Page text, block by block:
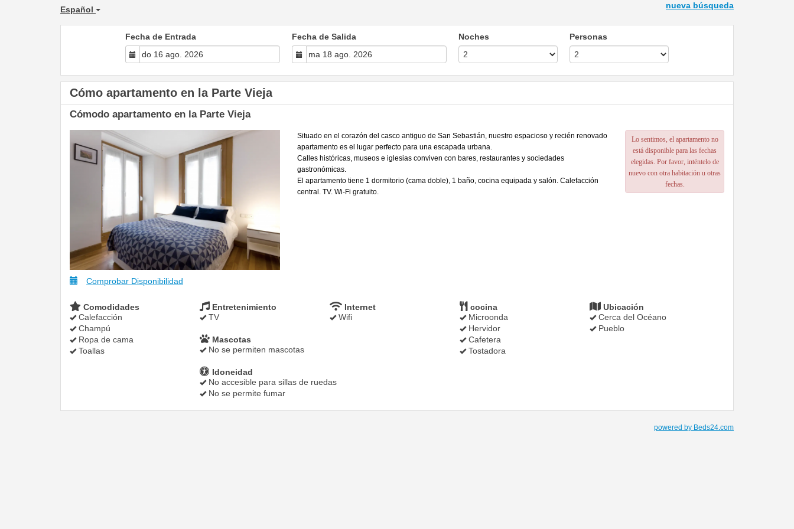
Español nueva búsqueda
Fecha de Entrada Fecha de Salida Noches Personas
Cómo apartamento en la Parte Vieja
Cómodo apartamento en la Parte Vieja
Situado en el corazón del casco antiguo de San Sebastián, nuestro espacioso y recién renovado
apartamento es el lugar perfecto para una escapada urbana.
Calles históricas, museos e iglesias conviven con bares, restaurantes y sociedades
gastronómicas.
El apartamento tiene 1 dormitorio (cama doble), 1 baño, cocina equipada y salón. Calefacción
central. TV. Wi-Fi gratuito.
Lo sentimos, el apartamento no
está disponible para las fechas
elegidas. Por favor, inténtelo de
nuevo con otra habitación u otras
fechas.
Comprobar Disponibilidad
Comodidades
Calefacción
Champú
Ropa de cama
Toallas
Entretenimiento
TV
Internet
Wifi
cocina
Microonda
Hervidor
Cafetera
Tostadora
Ubicación
Cerca del Océano
Pueblo
Mascotas
No se permiten mascotas
Idoneidad
No accesible para sillas de ruedas
No se permite fumar
powered by Beds24.com